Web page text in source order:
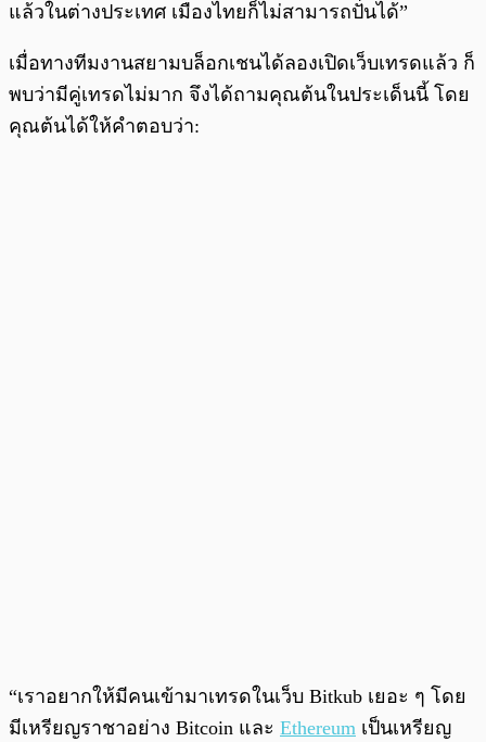
แล้วในต่างประเทศ เมืองไทยก็ไม่สามารถปั่นได้”
เมื่อทางทีมงานสยามบล็อกเชนได้ลองเปิดเว็บเทรดแล้ว ก็
พบว่ามีคู่เทรดไม่มาก จึงได้ถามคุณต้นในประเด็นนี้ โดย
คุณต้นได้ให้คำตอบว่า:
“เราอยากให้มีคนเข้ามาเทรดในเว็บ Bitkub เยอะ ๆ โดย
มีเหรียญราชาอย่าง Bitcoin และ Ethereum เป็นเหรียญ